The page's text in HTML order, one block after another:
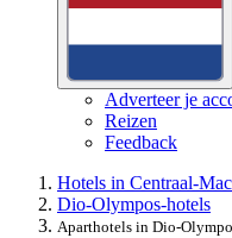
Adverteer je
Reizen
Feedback
Hotels in Centraal-
Dio-Olympos-hotels
Aparthotels in Dio-